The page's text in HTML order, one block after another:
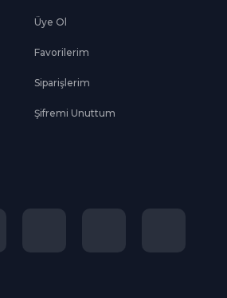
Üye Ol
Favorilerim
Siparişlerim
Şifremi Unuttum